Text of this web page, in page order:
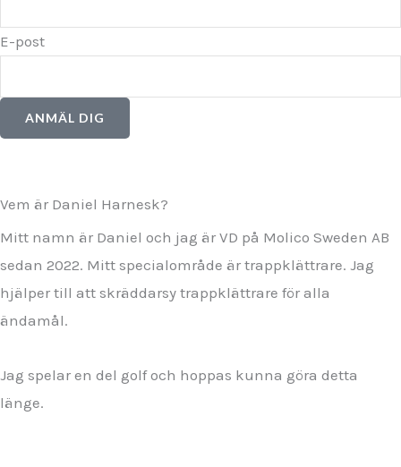
E-post
ANMÄL DIG
Vem är Daniel Harnesk?
Mitt namn är Daniel och jag är VD på Molico Sweden AB
sedan 2022. Mitt specialområde är trappklättrare. Jag
hjälper till att skräddarsy trappklättrare för alla
ändamål.
Jag spelar en del golf och hoppas kunna göra detta
länge.